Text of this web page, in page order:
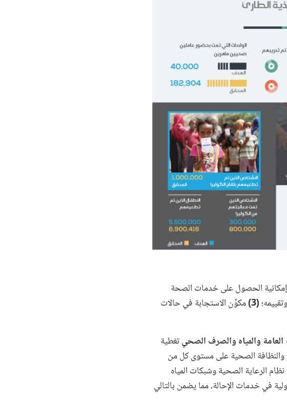
الحصول على خدمات الصحة
(3)
مكوِّن الاستجابة في حالات
والمياه والصرف الصحيتغطية
الصحية على مستوى كل من
نظام الرعاية الصحية وشبكات المياه
في خدمات الإحالة، مما يضمن بالتالي